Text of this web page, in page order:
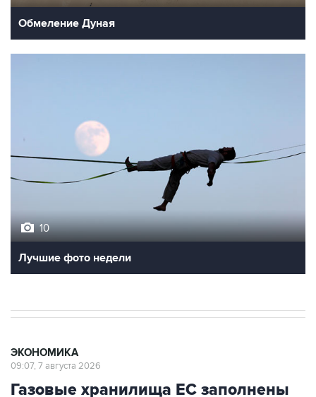
Лучшие фото недели
Газовые хранилища ЕС заполнены
на 16,5 п.п. ниже среднего за 5 лет